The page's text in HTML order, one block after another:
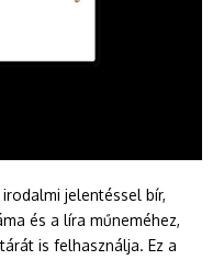
jelentéssel bír,
és a líra műneméhez,
is felhasználja. Ez a